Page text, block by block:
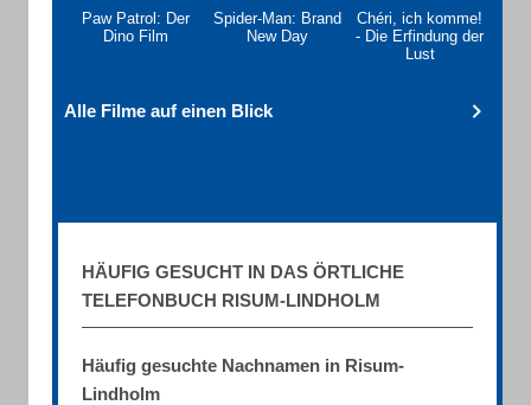
Paw Patrol: Der
Dino Film
Spider-Man: Brand
New Day
Chéri, ich komme!
- Die Erfindung der
Lust
Alle Filme auf einen Blick
HÄUFIG GESUCHT IN DAS ÖRTLICHE
TELEFONBUCH RISUM-LINDHOLM
Häufig gesuchte Nachnamen in Risum-
Lindholm